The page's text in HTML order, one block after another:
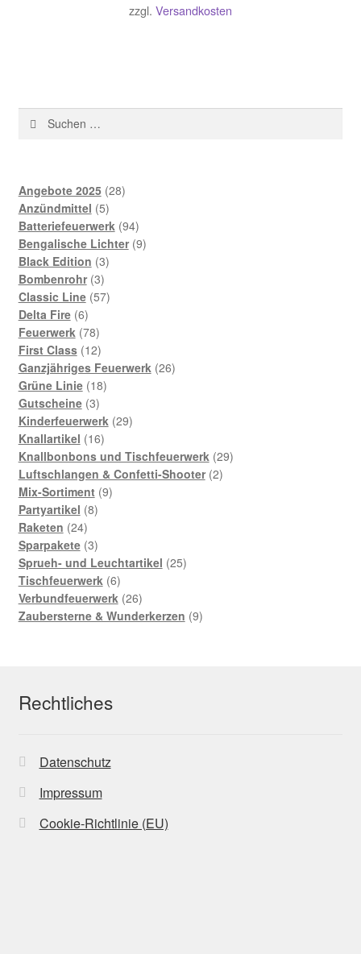
zzgl. Versandkosten
Suchen
nach:
Angebote 2025 2828
Anzündmittel 55
Produkte
Batteriefeuerwerk 9494
Produkte
Bengalische Lichter 99
Black Edition 33
Bombenrohr 33
Produkte
Classic Line 5757
Delta Fire 66
Produkte
Feuerwerk 7878
Produkte
First Class 1212
Produkte
Ganzjähriges Feuerwerk 2626
Grüne Linie 1818
Gutscheine 33
Produkte
Kinderfeuerwerk 2929
Knallartikel 1616
Produkte
Knallbonbons und Tischfeuerwerk 2929
Luftschlangen & Confetti-Shooter 22
Mix-Sortiment 99
Partyartikel 88
Raketen 2424
Produkte
Sparpakete 33
Produkte
Sprueh- und Leuchtartikel 2525
Tischfeuerwerk 66
Produkte
Verbundfeuerwerk 2626
Produkte
Zaubersterne & Wunderkerzen 99
Rechtliches
Datenschutz
Impressum
Cookie-Richtlinie (EU)